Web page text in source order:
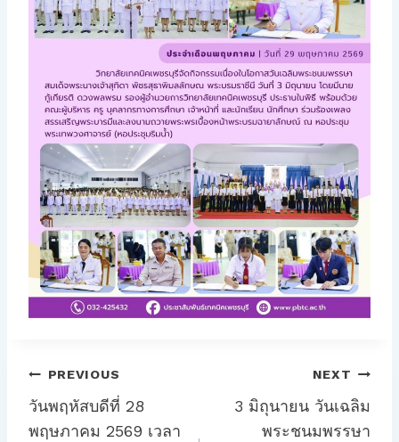
แนะแนว
เรื่อง
PREVIOUS
วันพฤหัสบดีที่ 28
พฤษภาคม 2569 เวลา
NEXT
3 มิถุนายน วันเฉลิม
พระชนมพรรษา